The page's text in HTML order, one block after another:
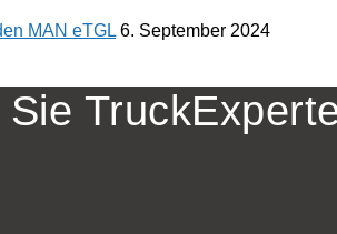
MAN eTGL 6. September 2024